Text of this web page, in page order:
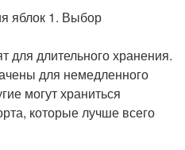
яблок 1. Выбор
для длительного хранения.
для немедленного
могут храниться
которые лучше всего